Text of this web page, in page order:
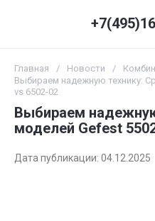
Главная / Новости /
Выбираем надежную технику:
vs 6502-02
Выбираем
моделей Gefest
Дата публикации: 04.12.2025